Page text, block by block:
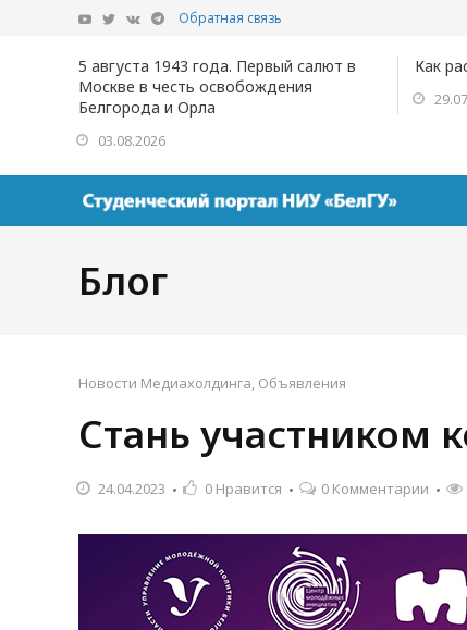
Обратная связь
5 августа 1943 года. Первый салют в
Москве в честь освобождения
Белгорода и Орла
03.08.2026
Как
Блог
Новости Медиахолдинга, Объявления
Стань участником
24.04.2023 0 Нравится 0 Комментарии